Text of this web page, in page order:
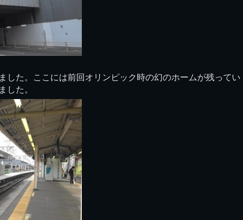
した。ここには前回オリンピック時の幻のホームが残ってい
した。